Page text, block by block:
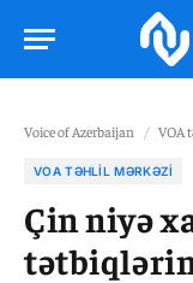
Voice of Azerbaijan / VOA
VOA TƏHLIL MƏRKƏZI
Çin niyə